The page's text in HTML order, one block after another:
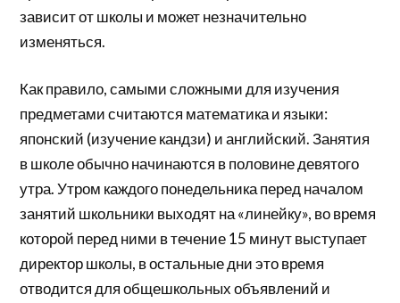
зависит от школы и может незначительно
изменяться.
Как правило, самыми сложными для изучения
предметами считаются математика и языки:
японский (изучение кандзи) и английский. Занятия
в школе обычно начинаются в половине девятого
утра. Утром каждого понедельника перед началом
занятий школьники выходят на «линейку», во время
которой перед ними в течение 15 минут выступает
директор школы, в остальные дни это время
отводится для общешкольных объявлений и